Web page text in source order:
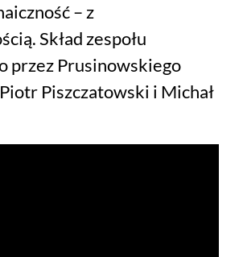
– z
Skład zespołu
przez Prusinowskiego
Piszczatowski i Michał